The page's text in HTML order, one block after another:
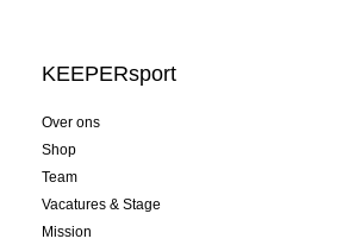
KEEPERsport
Over ons
Shop
Team
Vacatures & Stage
Mission